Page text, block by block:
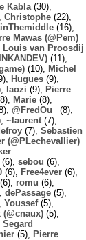
Kabla (30),
Christophe (22),
(16),
Mawas (@Pem)
Louis van Proosdij
(11),
(10),
Michel
Hugues (9),
laozi (9),
Pierre
Marie (8),
@FredOu_
(8),
~laurent (7),
(7), Sebastien
(@PLechevallier)
(6), sebou (6),
(6), Free4ever (6),
(6), romu (6),
dePassage (5),
Youssef(5),
(5),
(5),
Pierre